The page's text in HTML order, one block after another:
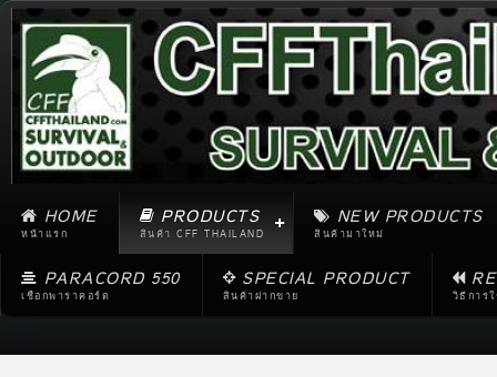
HOME
หน้าแรก
PRODUCTS
สินค้า CFF THAILAND
NEW PRODUCTS
สินค้ามาใหม่
PARACORD 550
เชือกพาราคอร์ด
SPECIAL PRODUCT
สินค้าฝากขาย วิธีการ